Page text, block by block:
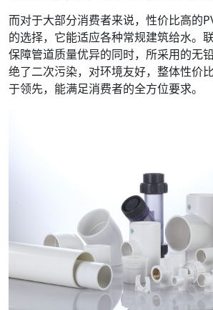
而对于大部分消费者来说，性价比高的
的选择，它能适应各种常规建筑给水。
保障管道质量优异的同时，所采用的无
绝了二次污染，对环境友好，整体性价
于领先，能满足消费者的全方位要求。